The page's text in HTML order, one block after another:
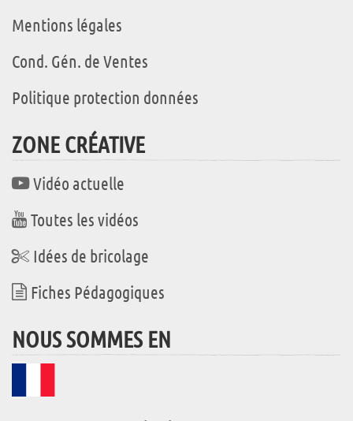
Mentions légales
Cond. Gén. de Ventes
Politique protection données
ZONE CRÉATIVE
Vidéo actuelle
Toutes les vidéos
Idées de bricolage
Fiches Pédagogiques
NOUS SOMMES EN